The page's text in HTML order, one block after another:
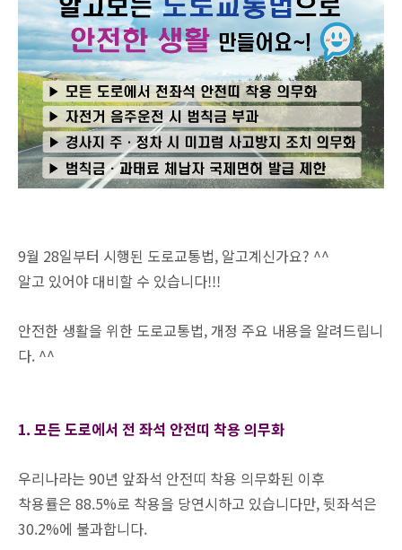
9월 28일부터 시행된 도로교통법, 알고계신가요? ^^
알고 있어야 대비할 수 있습니다!!!
안전한 생활을 위한 도로교통법, 개정 주요 내용을 알려드립니
다. ^^
1. 모든 도로에서 전 좌석 안전띠 착용 의무화
우리나라는 90년 앞좌석 안전띠 착용 의무화된 이후
착용률은 88.5%로 착용을 당연시하고 있습니다만, 뒷좌석은
30.2%에 불과합니다.